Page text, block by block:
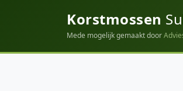
Korstmossen
Mede mogelijk gemaakt door